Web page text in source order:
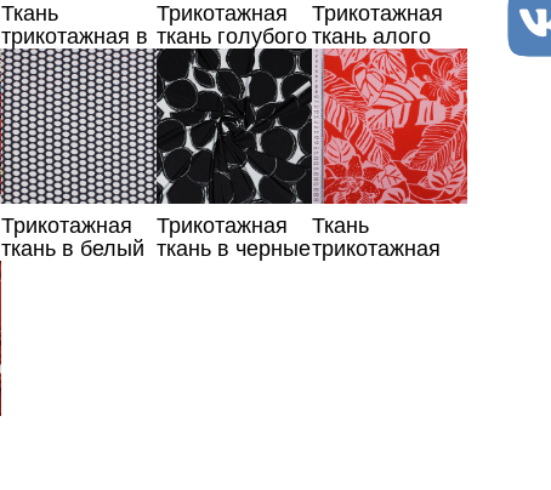
Ткань
трикотажная в
синие круги
Трикотажная
ткань голубого
цвета с
цветами
Трикотажная
ткань алого
цвета с
растительным
узором
Трикотажная
ткань в белый
Трикотажная
ткань в черные
Ткань
трикотажная